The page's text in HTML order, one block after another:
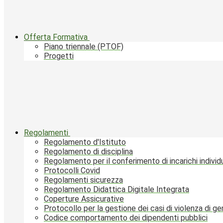
Offerta Formativa
Piano triennale (PTOF)
Progetti
Regolamenti
Regolamento d'Istituto
Regolamento di disciplina
Regolamento per il conferimento di incarichi
Protocolli Covid
Regolamenti sicurezza
Regolamento Didattica Digitale Integrata
Coperture Assicurative
Protocollo per la gestione dei casi di violenza di
Codice comportamento dei dipendenti pubblici